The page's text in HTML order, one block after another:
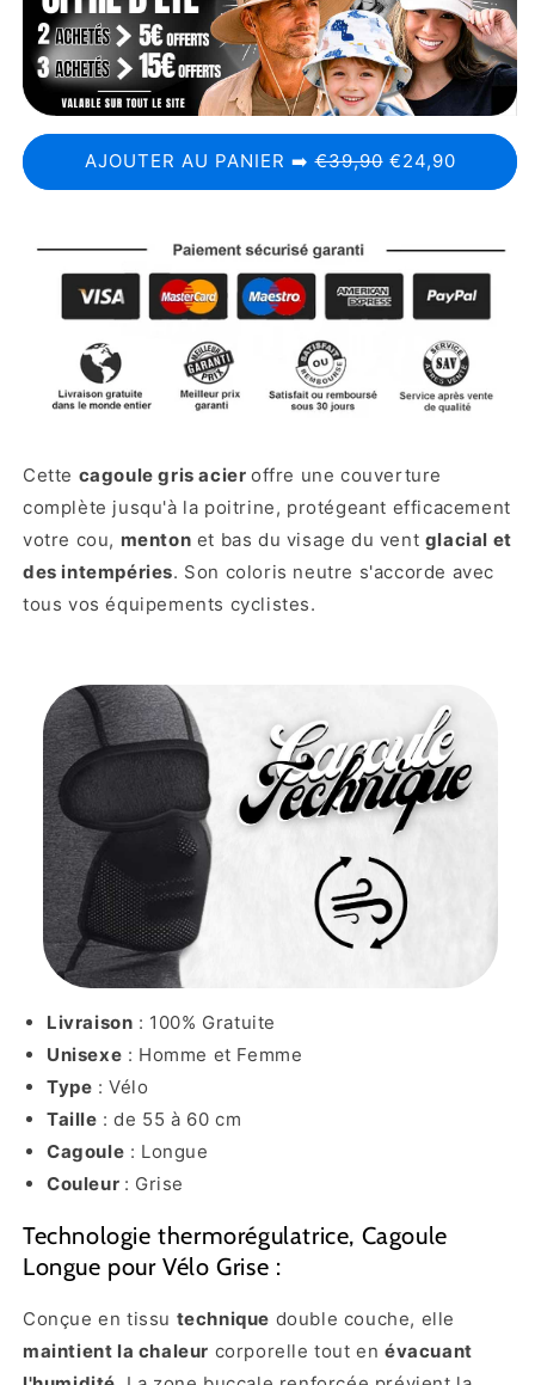
AJOUTER AU PANIER ➡️€39,90 €24,90
Cette cagoule gris acieroffre une couverture
complète jusqu'à la poitrine, protégeant efficacement
votre cou, menton et bas du visage du vent glacial et
des intempéries. Son coloris neutre s'accorde avec
tous vos équipements cyclistes.
Livraison : 100% Gratuite
Unisexe : Homme et Femme
Type : Vélo
Taille : de 55 à 60 cm
Cagoule : Longue
Couleur : Grise
Technologie thermorégulatrice, Cagoule
Longue pour Vélo Grise :
Conçue en tissu technique double couche, elle
maintient la chaleur corporelle tout en évacuant